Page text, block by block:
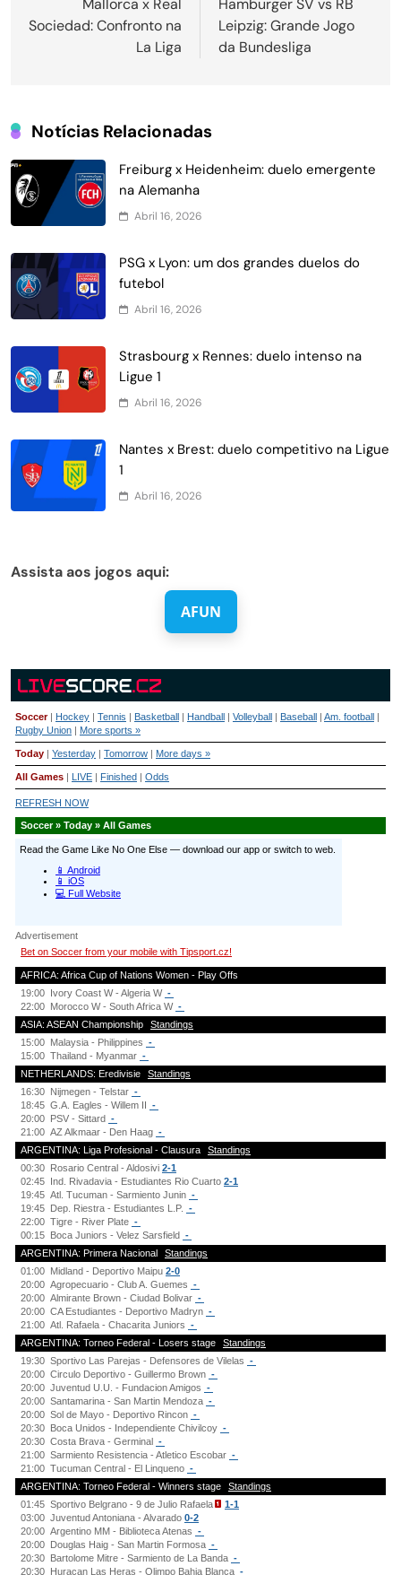
Post
Mallorca x Real
Sociedad: Confronto na
La Liga
Hamburger SV vs RB
Leipzig: Grande Jogo
da Bundesliga
Notícias Relacionadas
Freiburg x Heidenheim: duelo emergente
na Alemanha
Abril 16, 2026
PSG x Lyon: um dos grandes duelos do
futebol
Abril 16, 2026
Strasbourg x Rennes: duelo intenso na
Ligue 1
Abril 16, 2026
Nantes x Brest: duelo competitivo na Ligue
1
Abril 16, 2026
Assista aos jogos aqui:
AFUN